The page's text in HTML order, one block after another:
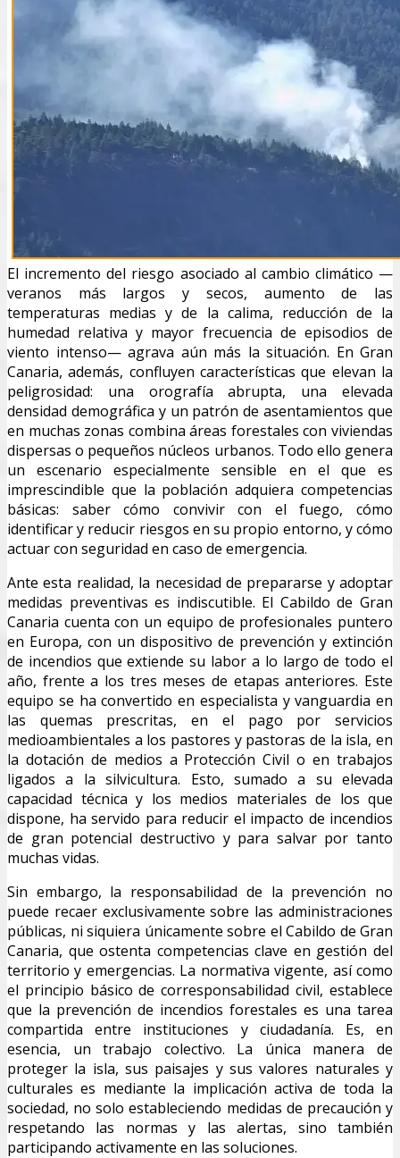
El incremento del riesgo asociado al cambio climático —
veranos más largos y secos, aumento de las
temperaturas medias y de la calima, reducción de la
humedad relativa y mayor frecuencia de episodios de
viento intenso— agrava aún más la situación. En Gran
Canaria, además, confluyen características que elevan la
peligrosidad: una orografía abrupta, una elevada
densidad demográfica y un patrón de asentamientos que
en muchas zonas combina áreas forestales con viviendas
dispersas o pequeños núcleos urbanos. Todo ello genera
un escenario especialmente sensible en el que es
imprescindible que la población adquiera competencias
básicas: saber cómo convivir con el fuego, cómo
identificar y reducir riesgos en su propio entorno, y cómo
actuar con seguridad en caso de emergencia.
Ante esta realidad, la necesidad de prepararse y adoptar
medidas preventivas es indiscutible. El Cabildo de Gran
Canaria cuenta con un equipo de profesionales puntero
en Europa, con un dispositivo de prevención y extinción
de incendios que extiende su labor a lo largo de todo el
año, frente a los tres meses de etapas anteriores. Este
equipo se ha convertido en especialista y vanguardia en
las quemas prescritas, en el pago por servicios
medioambientales a los pastores y pastoras de la isla, en
la dotación de medios a Protección Civil o en trabajos
ligados a la silvicultura. Esto, sumado a su elevada
capacidad técnica y los medios materiales de los que
dispone, ha servido para reducir el impacto de incendios
de gran potencial destructivo y para salvar por tanto
muchas vidas.
Sin embargo, la responsabilidad de la prevención no
puede recaer exclusivamente sobre las administraciones
públicas, ni siquiera únicamente sobre el Cabildo de Gran
Canaria, que ostenta competencias clave en gestión del
territorio y emergencias. La normativa vigente, así como
el principio básico de corresponsabilidad civil, establece
que la prevención de incendios forestales es una tarea
compartida entre instituciones y ciudadanía. Es, en
esencia, un trabajo colectivo. La única manera de
proteger la isla, sus paisajes y sus valores naturales y
culturales es mediante la implicación activa de toda la
sociedad, no solo estableciendo medidas de precaución y
respetando las normas y las alertas, sino también
participando activamente en las soluciones.